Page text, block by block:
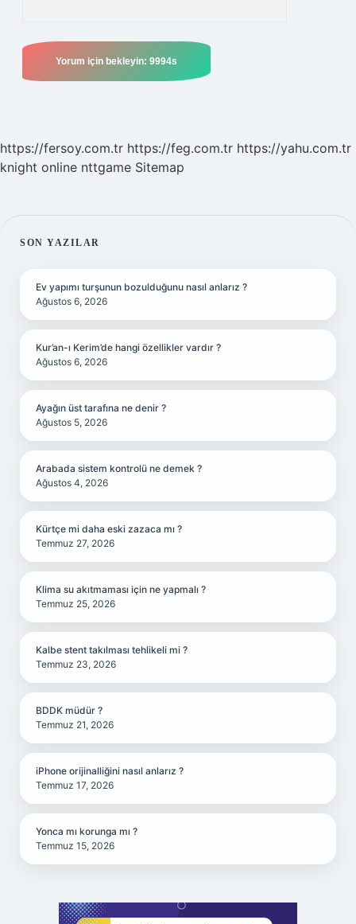
https://fersoy.com.tr https://feg.com.tr https://yahu.com.tr
knight online nttgame Sitemap
SIDEBAR
SON YAZILAR
Ev yapımı turşunun bozulduğunu nasıl anlarız ?
Ağustos 6, 2026
Kur’an-ı Kerim’de hangi özellikler vardır ?
Ağustos 6, 2026
Ayağın üst tarafına ne denir ?
Ağustos 5, 2026
Arabada sistem kontrolü ne demek ?
Ağustos 4, 2026
Kürtçe mi daha eski zazaca mı ?
Temmuz 27, 2026
Klima su akıtmaması için ne yapmalı ?
Temmuz 25, 2026
Kalbe stent takılması tehlikeli mi ?
Temmuz 23, 2026
BDDK müdür ?
Temmuz 21, 2026
iPhone orijinalliğini nasıl anlarız ?
Temmuz 17, 2026
Yonca mı korunga mı ?
Temmuz 15, 2026